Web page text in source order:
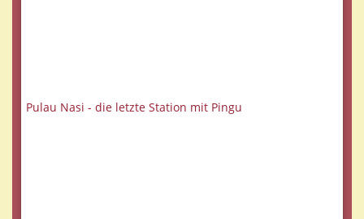
Pulau Nasi - die letzte Station mit Pingu